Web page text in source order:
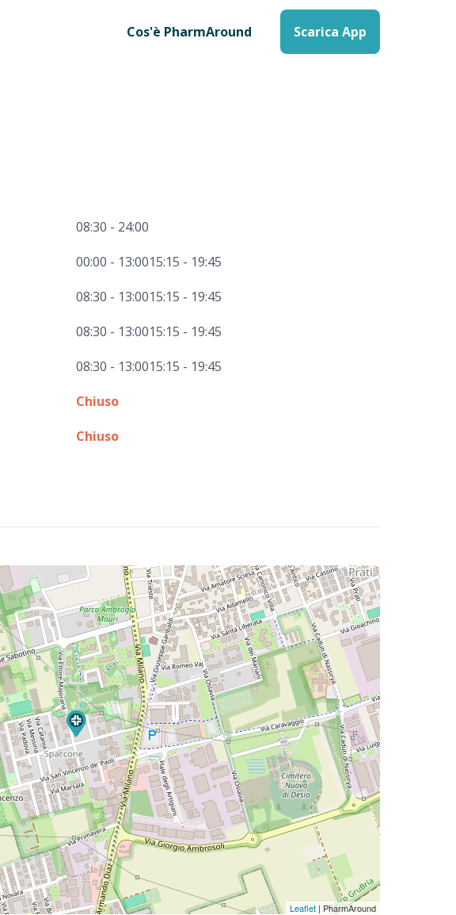
Cos'è PharmAround Scarica App
08:30 - 24:00
00:00 - 13:0015:15 - 19:45
08:30 - 13:0015:15 - 19:45
08:30 - 13:0015:15 - 19:45
08:30 - 13:0015:15 - 19:45
Chiuso
Chiuso
Leaflet | PharmAround